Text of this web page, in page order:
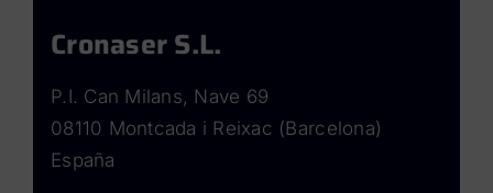
Cronaser S.L.
P.I. Can Milans, Nave 69
08110 Montcada i Reixac (Barcelona)
España